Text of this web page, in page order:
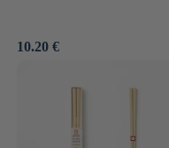
Normaler
10.20 €